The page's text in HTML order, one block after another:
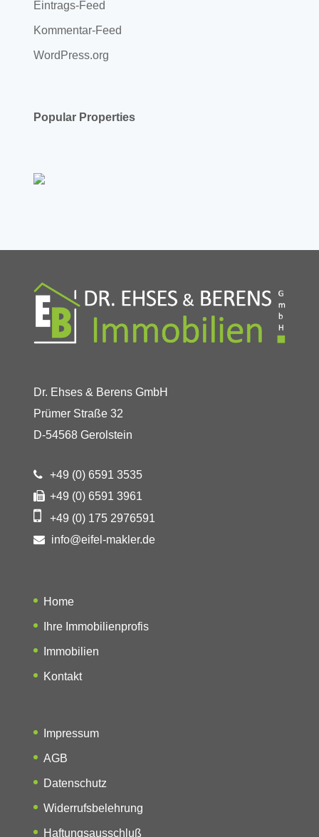
Eintrags-Feed
Kommentar-Feed
WordPress.org
Popular Properties
Dr. Ehses & Berens GmbH
Prümer Straße 32
D-54568 Gerolstein
+49 (0) 6591 3535
+49 (0) 6591 3961
+49 (0) 175 2976591
info@eifel-makler.de
Home
Ihre Immobilienprofis
Immobilien
Kontakt
Impressum
AGB
Datenschutz
Widerrufsbelehrung
Haftungsausschluß